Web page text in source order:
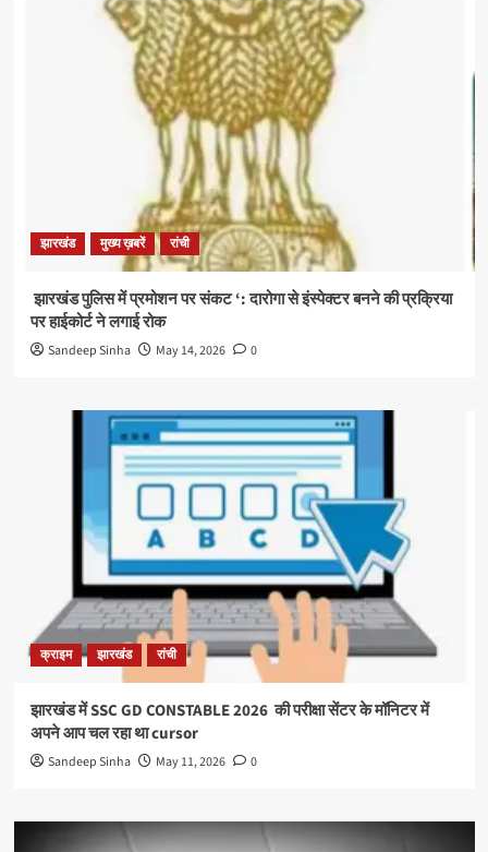
झारखंड मुख्य ख़बरें रांची
झारखंड पुलिस में प्रमोशन पर संकट ‘: दारोगा से इंस्पेक्टर बनने की प्रक्रिया
पर हाईकोर्ट ने लगाई रोक
Sandeep Sinha May 14, 2026 0
क्राइम झारखंड रांची
झारखंड में SSC GD CONSTABLE 2026 की परीक्षा सेंटर के मॉनिटर में
अपने आप चल रहा था cursor
Sandeep Sinha May 11, 2026 0